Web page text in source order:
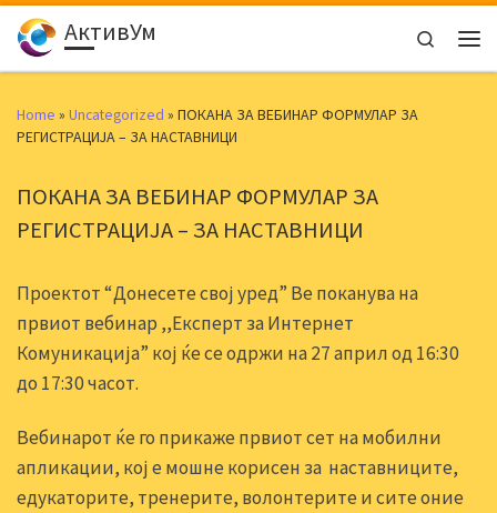
Skip to content
АктивУм
Search
Home » Uncategorized » ПОКАНА ЗА ВЕБИНАР ФОРМУЛАР ЗА
РЕГИСТРАЦИЈА – ЗА НАСТАВНИЦИ
ПОКАНА ЗА ВЕБИНАР ФОРМУЛАР ЗА
РЕГИСТРАЦИЈА – ЗА НАСТАВНИЦИ
Проектот “Донесете свој уред” Ве поканува на
првиот вебинар ,,Експерт за Интернет
Комуникација” кој ќе се одржи на 27 април од 16:30
до 17:30 часот.
Вебинарот ќе го прикаже првиот сет на мобилни
апликации, кој е мошне корисен за наставниците,
едукаторите, тренерите, волонтерите и сите оние